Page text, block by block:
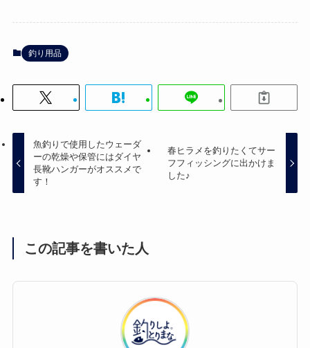
釣り用品
魚釣りで使用したウェーダ
ーの乾燥や保管にはダイヤ
長靴ハンガーがオススメで
す！
春ヒラメを釣りたくてサー
フフィッシングに出かけま
した♪
この記事を書いた人